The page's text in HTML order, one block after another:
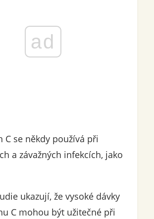
ad
C se někdy používá při
a závažných infekcích, jako
ukazují, že vysoké dávky
C mohou být užitečné při